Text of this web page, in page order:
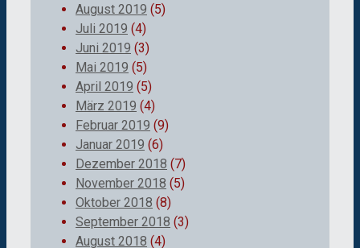
August 2019 (5)
Juli 2019 (4)
Juni 2019 (3)
Mai 2019 (5)
April 2019 (5)
März 2019 (4)
Februar 2019 (9)
Januar 2019 (6)
Dezember 2018 (7)
November 2018 (5)
Oktober 2018 (8)
September 2018 (3)
August 2018 (4)